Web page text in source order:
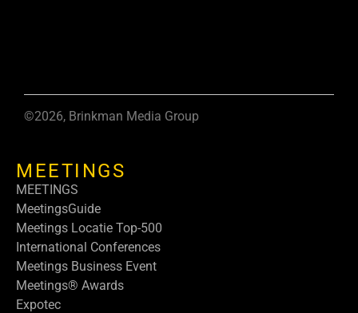
©2026, Brinkman Media Group
MEETINGS
MEETINGS
MeetingsGuide
Meetings Locatie Top-500
International Conferences
Meetings Business Event
Meetings® Awards
Expotec